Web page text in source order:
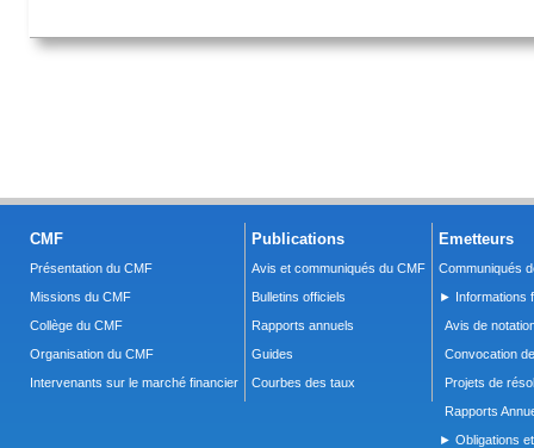
CMF
Présentation du CMF
Missions du CMF
Collège du CMF
Organisation du CMF
Intervenants sur le marché financier
Publications
Avis et communiqués du CMF
Bulletins officiels
Rapports annuels
Guides
Courbes des taux
Emetteurs
Communiqués
► Informations
Avis de
Convocation
Projets de
Rapports
► Obligations